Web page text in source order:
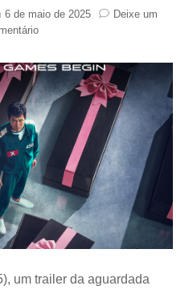
6 de maio de 2025
Deixe um
em
sobreviverá?
“Squid
Game
3”
aposta
em
tensão
máxima
em
novo
trailer
e
de
um trailer da aguardada